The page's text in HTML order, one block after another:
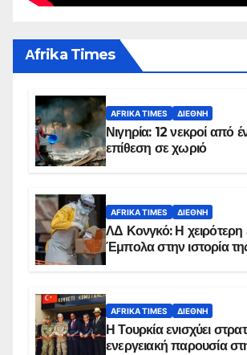
Αfrika Times
AFRIKA TIMES ΔΙΕΘΝΉ
Νιγηρία: 12 νεκροί από
επίθεση σε χωριό
AFRIKA TIMES ΔΙΕΘΝΉ
ΛΔ Κονγκό: Η χειρότερη
Έμπολα στην ιστορία
AFRIKA TIMES ΔΙΕΘΝΉ
Η Τουρκία ενισχύει
ενεργειακή παρουσία